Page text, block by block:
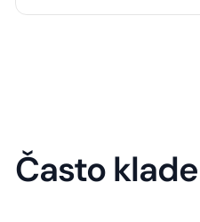
Často